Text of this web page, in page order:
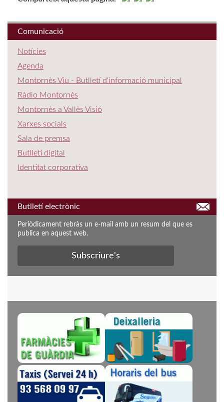
Comunicació
Notícies
Agenda
Montornès Viu - Butlletí d'informació municipal
Ràdio Montornès
Montornès a Vallès Visió
Xarxes socials
Sala de premsa
Butlletí digital
Identitat corporativa
Butlletí electrònic
Periòdicament rebràs un e-mail amb un resum del que es
publica en aquest web.
Subscriure's